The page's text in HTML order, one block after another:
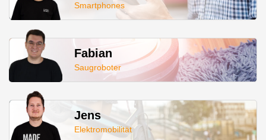
Smartphones
Fabian
Saugroboter
Jens
Elektromobilität